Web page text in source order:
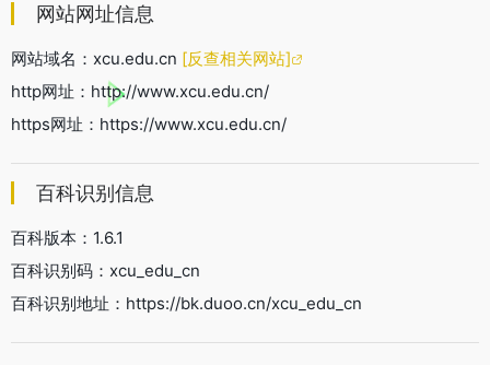
网站网址信息
网站域名：xcu.edu.cn [反查相关网站]
http网址：http://www.xcu.edu.cn/
https网址：https://www.xcu.edu.cn/
百科识别信息
百科版本：1.6.1
百科识别码：xcu_edu_cn
百科识别地址：https://bk.duoo.cn/xcu_edu_cn